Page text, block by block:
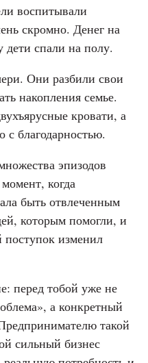
с показателями:
стоимостью
легко перестать
семье сельского
скромно. Денег на
спали на полу.
Они разбили свои
накопления семье.
кровати, а
эпизодов
когда
быть отвлеченным